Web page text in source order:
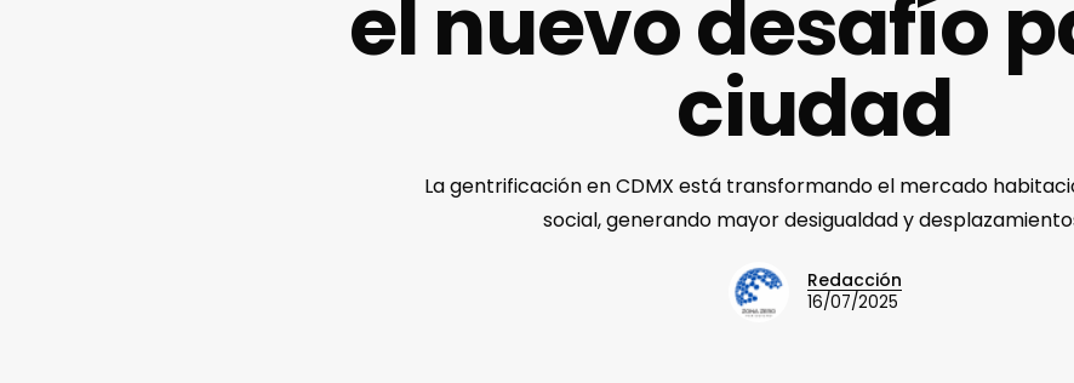
el nuevo desafío
ciudad
La gentrificación en CDMX está transformando el mercado
social, generando mayor desigualdad y
Redacción
16/07/2025